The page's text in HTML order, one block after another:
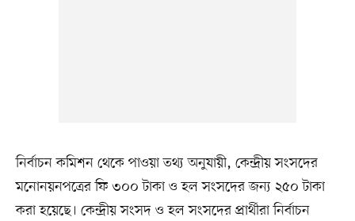
নির্বাচন কমিশন থেকে পাওয়া তথ্য অনুযায়ী, কেন্দ্রীয় সংসদের
মনোনয়নপত্রের ফি ৩০০ টাকা ও হল সংসদের জন্য ২৫০ টাকা
করা হয়েছে। কেন্দ্রীয় সংসদ ও হল সংসদের প্রার্থীরা নির্বাচন